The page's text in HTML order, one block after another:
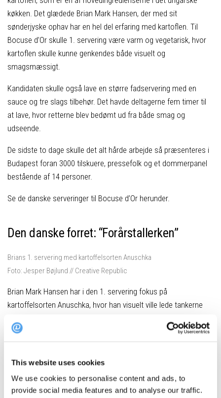
This website uses cookies
We use cookies to personalise content and ads, to
provide social media features and to analyse our traffic.
køkken. Det glædede Brian Mark Hansen, der med sit
sønderjyske ophav har en hel del erfaring med kartoflen. Til
Bocuse d’Or skulle 1. servering være varm og vegetarisk, hvor
kartoflen skulle kunne genkendes både visuelt og
smagsmæssigt.
Kandidaten skulle også lave en større fadservering med en
sauce og tre slags tilbehør. Det havde deltagerne fem timer til
at lave, hvor retterne blev bedømt ud fra både smag og
udseende.
De sidste to dage skulle det alt hårde arbejde så præsenteres i
Budapest foran 3000 tilskuere, pressefolk og et dommerpanel
bestående af 14 personer.
Se de danske serveringer til Bocuse d’Or herunder.
Den danske forret: “Forårstallerken”
Brians 1. servering med kartoffelsorten Anuschka
Foto: Jesper Bøjlund // Creative Republic
Brian Mark Hansen har i den 1. servering fokus på
kartoffelsorten Anuschka, hvor han visuelt ville lede tankerne
kålrabi – alt sammen nydeligt dekoreret som blomster og
blade.